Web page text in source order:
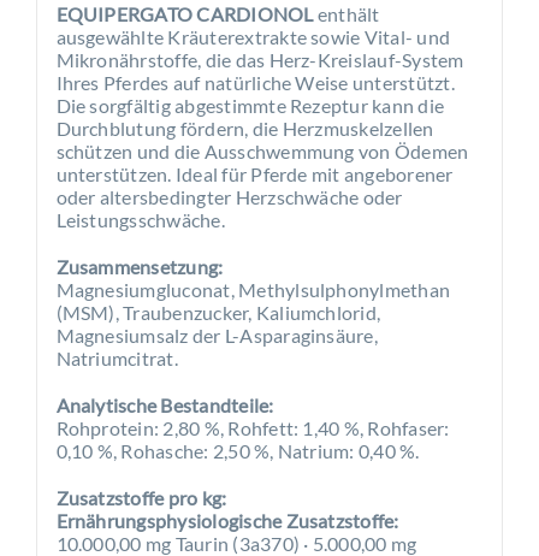
EQUIPERGATO CARDIONOL enthält
ausgewählte Kräuterextrakte sowie Vital- und
Mikronährstoffe, die das Herz-Kreislauf-System
Ihres Pferdes auf natürliche Weise unterstützt.
Die sorgfältig abgestimmte Rezeptur kann die
Durchblutung fördern, die Herzmuskelzellen
schützen und die Ausschwemmung von Ödemen
unterstützen. Ideal für Pferde mit angeborener
oder altersbedingter Herzschwäche oder
Leistungsschwäche.
Zusammensetzung:
Magnesiumgluconat, Methylsulphonylmethan
(MSM), Traubenzucker, Kaliumchlorid,
Magnesiumsalz der L-Asparaginsäure,
Natriumcitrat.
Analytische Bestandteile:
Rohprotein: 2,80 %, Rohfett: 1,40 %, Rohfaser:
0,10 %, Rohasche: 2,50 %, Natrium: 0,40 %.
Zusatzstoffe pro kg:
Ernährungsphysiologische Zusatzstoffe:
10.000,00 mg Taurin (3a370) · 5.000,00 mg